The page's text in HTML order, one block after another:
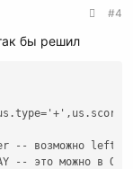
#4
бы решил
-- возможно left
-- это можно в ON